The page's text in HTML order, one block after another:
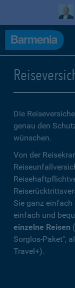
Die
genau den
wünschen.
Von der
Sie ganz einfach
einfach und
einzelne Reisen
Sorglos-Paket",
Travel+).